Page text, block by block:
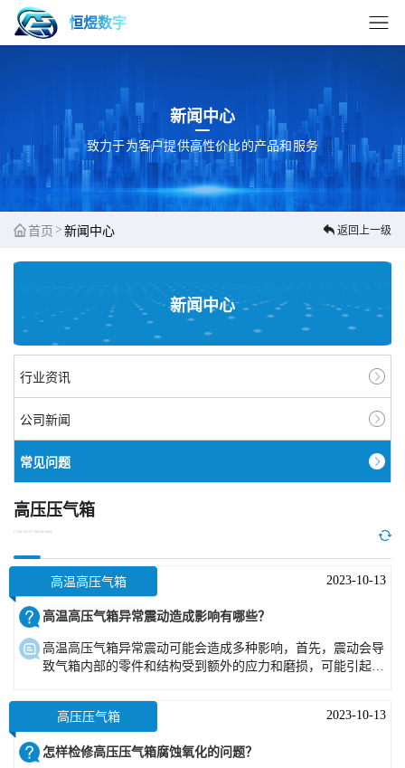
恒煜数字
新闻中心
致力于为客户提供高性价比的产品和服务
首页 > 新闻中心 返回上一级
新闻中心
行业资讯
公司新闻
常见问题
高压压气箱
COMMON PROBLEM
高温高压气箱 2023-10-13
高温高压气箱异常震动造成影响有哪些？
高温高压气箱异常震动可能会造成多种影响，首先，震动会导
致气箱内部的零件和结构受到额外的应力和磨损，可能引起机
高压压气箱 2023-10-13
怎样检修高压压气箱腐蚀氧化的问题？